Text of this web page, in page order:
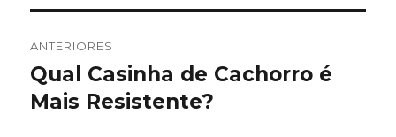
de
Post
ANTERIORES
Post
anterior:
Qual Casinha de Cachorro é
Mais Resistente?